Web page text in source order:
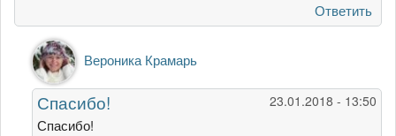
Ответить
Ответ
на
Слов
нет,
какая
Вероника Крамарь
23.01.2018 - 13:50
Спасибо!
Спасибо!